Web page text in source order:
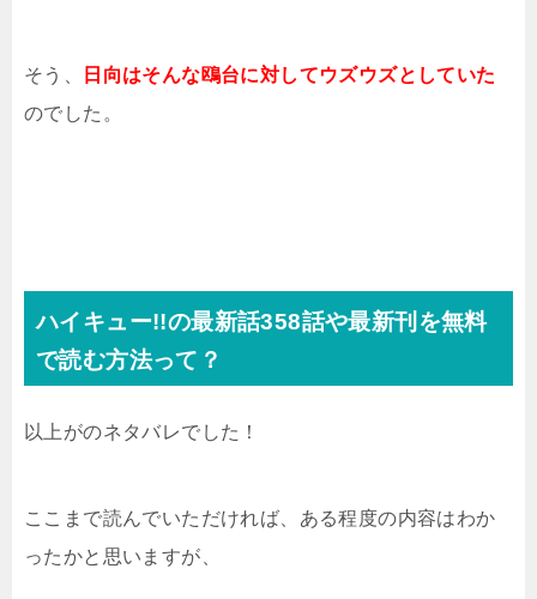
そう、
日向はそんな鴎台に対してウズウズとしていた
のでした。
ハイキュー!!の最新話358話や最新刊を無料
で読む方法って？
以上がのネタバレでした！
ここまで読んでいただければ、ある程度の内容はわか
ったかと思いますが、